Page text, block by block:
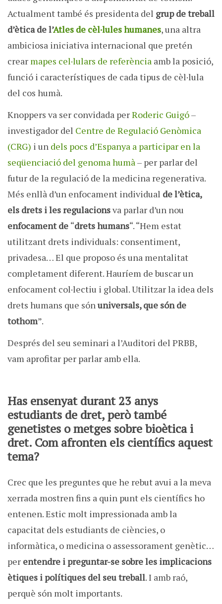
Actualment també és presidenta del grup de treball
d’ètica de l’Atles de cèl·lules humanes, una altra
ambiciosa iniciativa internacional que pretén
crear mapes cel·lulars de referència amb la posició,
funció i característiques de cada tipus de cèl·lula
del cos humà.
Knoppers va ser convidada perRoderic Guigó–
investigador del Centre de Regulació Genòmica
(CRG) i un dels pocs d’Espanya a participar en la
seqüenciació del genoma humà– per parlar del
futur de la regulació de la medicina regenerativa.
Més enllà d’un enfocament individual de l’ètica,
els drets i les regulacionsva parlar d’un nou
enfocament de “drets humans“. “Hem estat
utilitzant drets individuals: consentiment,
privadesa… El que proposo és una mentalitat
completament diferent. Hauríem de buscar un
enfocament col·lectiu i global. Utilitzar la idea dels
drets humans que sónuniversals, que són de
tothom”.
Després del seu seminari a l’Auditori del PRBB,
vam aprofitar per parlar amb ella.
Has ensenyatdurant 23 anys
estudiants de dret, però també
genetistes o metges sobre bioètica i
dret. Com afronten els científics aquest
tema?
Crec que les preguntes que he rebut avui a la meva
xerrada mostren fins a quin punt els científics ho
entenen. Estic molt impressionada amb la
capacitat dels estudiants de ciències, o
informàtica, o medicina o assessorament genètic…
per entendre i preguntar-se sobre les implicacions
ètiques i polítiques del seu treball. I amb raó,
perquè són molt importants.